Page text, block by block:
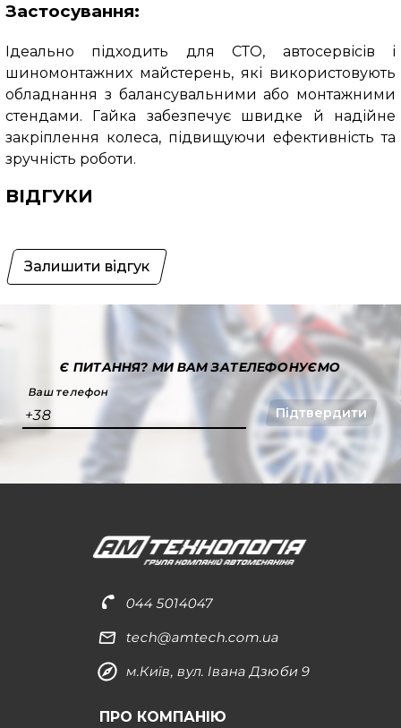
Застосування:
Ідеально підходить для СТО, автосервісів і
шиномонтажних майстерень, які використовують
обладнання з балансувальними або монтажними
стендами. Гайка забезпечує швидке й надійне
закріплення колеса, підвищуючи ефективність та
зручність роботи.
ВІДГУКИ
Залишити відгук
Є ПИТАННЯ?МИ ВАМ ЗАТЕЛЕФОНУЄМО
Ваш телефон
+38 Підтвердити
044 5014047
tech@amtech.com.ua
м.Київ, вул. Івана Дзюби 9
ПРО КОМПАНІЮ